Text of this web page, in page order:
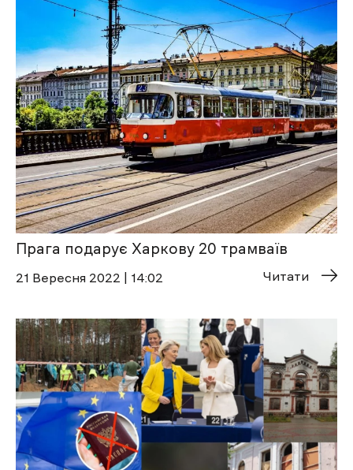
Прага подарує Харкову 20 трамваїв
21 Вересня 2022 | 14:02 Читати